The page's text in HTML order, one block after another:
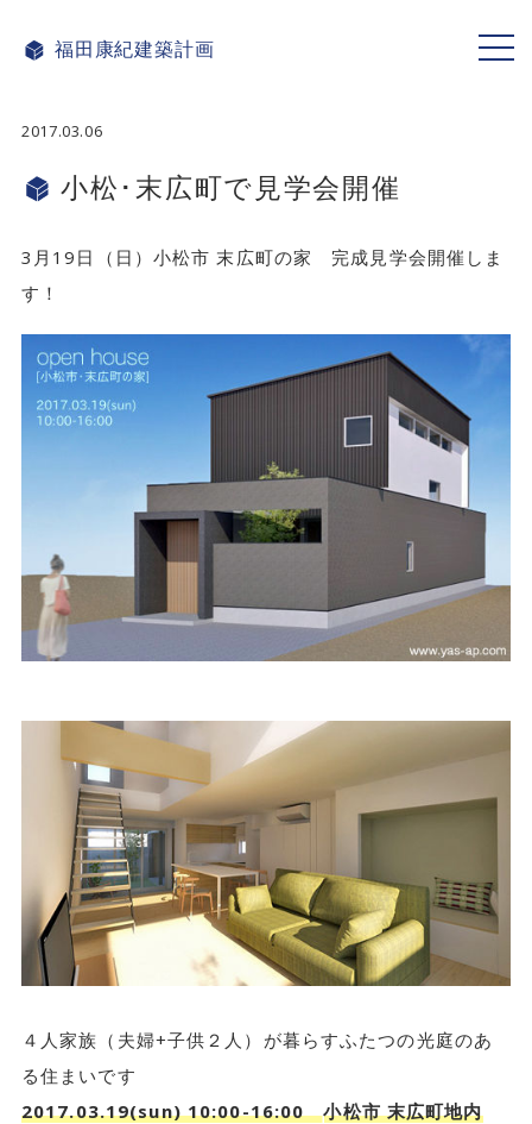
福田康紀建築計画
ME
2017.03.06
小松･末広町で見学会開催
3月19日（日）小松市 末広町の家 完成見学会開催しま
す！
４人家族（夫婦+子供２人）が暮らすふたつの光庭のあ
る住まいです
2017.03.19(sun) 10:00-16:00小松市 末広町地内